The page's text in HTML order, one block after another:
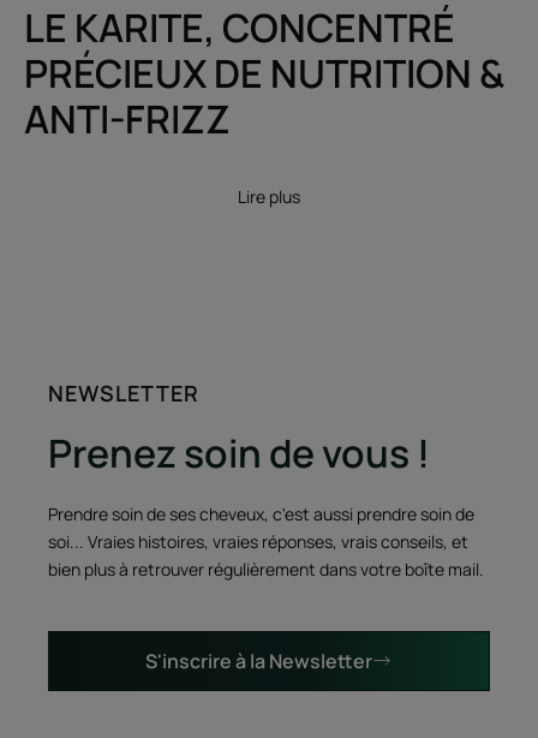
LE KARITE, CONCENTRÉ
PRÉCIEUX DE NUTRITION &
ANTI-FRIZZ
Lire plus
NEWSLETTER
Prenez soin de vous !
Prendre soin de ses cheveux, c'est aussi prendre soin de
soi... Vraies histoires, vraies réponses, vrais conseils, et
bien plus à retrouver régulièrement dans votre boîte mail.
S'inscrire à la Newsletter